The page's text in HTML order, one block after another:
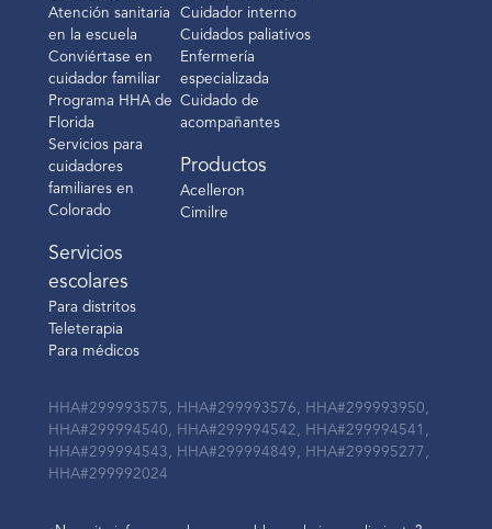
Atención sanitaria
en la escuela
Conviértase en
cuidador familiar
Programa HHA de
Florida
Servicios para
cuidadores
familiares en
Colorado
Servicios
escolares
Para distritos
Teleterapia
Para médicos
Cuidador interno
Cuidados paliativos
Enfermería
especializada
Cuidado de
acompañantes
Productos
Acelleron
Cimilre
HHA#299993575, HHA#299993576, HHA#299993950,
HHA#299994540, HHA#299994542, HHA#299994541,
HHA#299994543, HHA#299994849, HHA#299995277,
HHA#299992024